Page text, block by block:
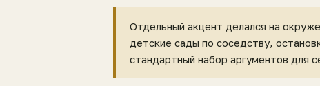
Отдельный акцент делался на
детские сады по соседству,
стандартный набор аргументов для